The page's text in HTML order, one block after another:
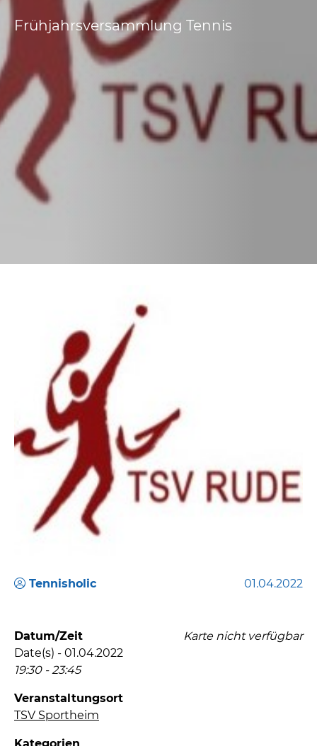
Frühjahrsversammlung Tennis
Tennisholic 01.04.2022
Karte nicht verfügbar
Datum/Zeit
Date(s) - 01.04.2022
19:30 - 23:45
Veranstaltungsort
TSV Sportheim